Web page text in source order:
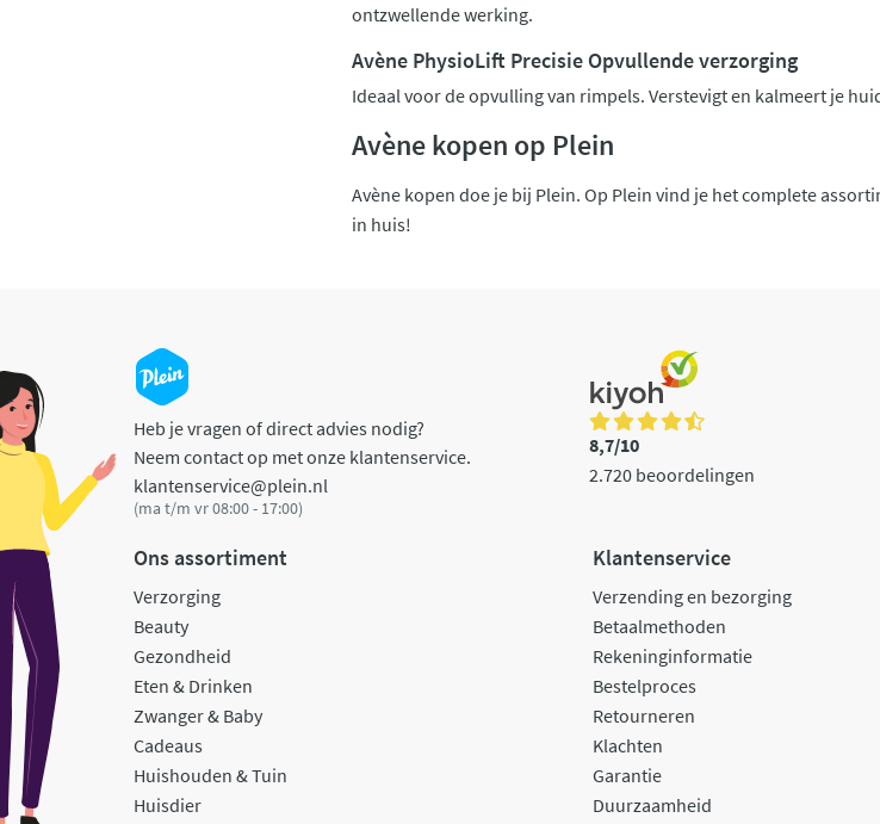
ontzwellende werking.
Avène PhysioLift Precisie Opvullende verzorging
Ideaal voor de opvulling van rimpels. Verstevigt en kalmeert je
Avène kopen op Plein
Avène kopen doe je bij Plein. Op Plein vind je het complete
in huis!
Heb je vragen of direct advies nodig?
Neem contact op met onze klantenservice.
klantenservice@plein.nl
(ma t/m vr 08:00 - 17:00)
8,7/10
2.720 beoordelingen
Ons assortiment
Verzorging
Beauty
Gezondheid
Eten & Drinken
Zwanger & Baby
Cadeaus
Huishouden & Tuin
Huisdier
Klantenservice
Verzending en bezorging
Betaalmethoden
Rekeninginformatie
Bestelproces
Retourneren
Klachten
Garantie
Duurzaamheid